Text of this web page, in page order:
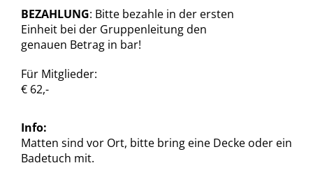
BEZAHLUNG: Bitte bezahle in der ersten
Einheit bei der Gruppenleitung den
genauen Betrag in bar!
Für Mitglieder:
€ 62,-
Info:
Matten sind vor Ort, bitte bring eine Decke oder ein
Badetuch mit.